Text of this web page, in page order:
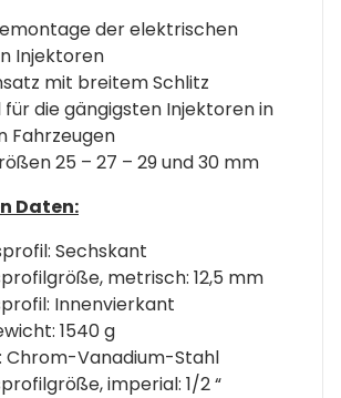
der elektrischen
Injektoren
mit breitem Schlitz
für die gängigsten Injektoren in
Fahrzeugen
25 – 27 – 29 und 30 mm
Daten:
Sechskant
metrisch: 12,5 mm
Innenvierkant
1540 g
Chrom-Vanadium-Stahl
imperial: 1/2 “